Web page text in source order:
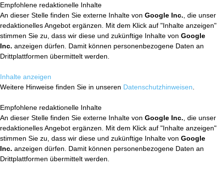
Empfohlene redaktionelle Inhalte
An dieser Stelle finden Sie externe Inhalte von Google Inc. , die unser
redaktionelles Angebot ergänzen. Mit dem Klick auf "Inhalte anzeigen"
stimmen Sie zu, dass wir diese und zukünftige Inhalte von Google
Inc. anzeigen dürfen. Damit können personenbezogene Daten an
Drittplattformen übermittelt werden.
Inhalte anzeigen
Weitere Hinweise finden Sie in unseren Datenschutzhinweisen
Empfohlene redaktionelle Inhalte
An dieser Stelle finden Sie externe Inhalte von Google Inc. , die unser
redaktionelles Angebot ergänzen. Mit dem Klick auf "Inhalte anzeigen"
stimmen Sie zu, dass wir diese und zukünftige Inhalte von Google
Inc. anzeigen dürfen. Damit können personenbezogene Daten an
Drittplattformen übermittelt werden.